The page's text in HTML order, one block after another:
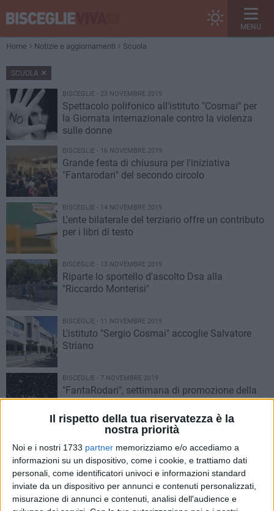
Il rispetto della tua riservatezza è la
nostra priorità
Noi e i nostri 1733 partner memorizziamo e/o accediamo a
informazioni su un dispositivo, come i cookie, e trattiamo dati
personali, come identificatori univoci e informazioni standard
inviate da un dispositivo per annunci e contenuti personalizzati,
misurazione di annunci e contenuti, analisi dell'audience e
MENU
Home Notizie e aggiornamenti Scuola
SCUOLA
BISCEGLIE - 23 NOVEMBRE 2019
Spettacolo polifonico all'istituto "Cosmai" per
la Giornata internazionale contro la violenza
sulle donne
BISCEGLIE - 16 NOVEMBRE 2019
Grande festa di chiusura per l'iniziativa
"Fantarodari" del secondo circolo
BISCEGLIE - 14 NOVEMBRE 2019
L'ente bilaterale del terziario offre un contributo
per i libri di testo
BISCEGLIE - 13 NOVEMBRE 2019
Riparte lo sportello d'ascolto Dsa alla
"Riccardo Monterisi"
BISCEGLIE - 11 NOVEMBRE 2019
L'istituto "Sergio Cosmai" accoglie Salvatore
Striano
BISCEGLIE - 7 NOVEMBRE 2019
"FantaRodari", settimana di promozione della
lettura al secondo circolo
BISCEGLIE - 6 NOVEMBRE 2019
Cultura e sviluppo economico, incontro col
ministro Boccia all'istituto "Dell'Olio"
BAT - 6 NOVEMBRE 2019
Rapporto Almalaurea 2019: Unicusano al top